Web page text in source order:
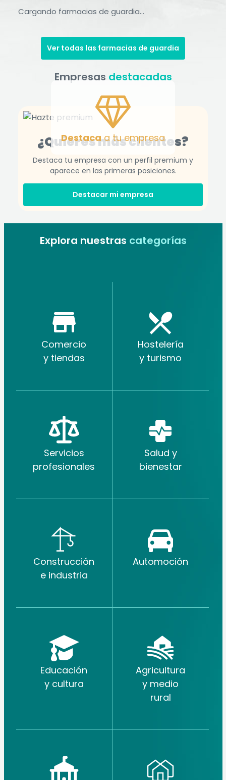
Cargando farmacias de guardia...
Ver todas las farmacias de guardia
Empresas destacadas
Destacaa tu empresa
¿Quieres más clientes?
Destaca tu empresa con un perfil premium y
aparece en las primeras posiciones.
Destacar mi empresa
Explora nuestras categorías
Comercio
y tiendas
Hostelería
y turismo
Servicios
profesionales
Salud y
bienestar
Construcción
e industria
Automoción
Educación
y cultura
Agricultura
y medio
rural